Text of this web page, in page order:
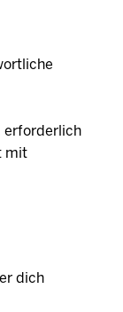
erforderlich
mit
dich